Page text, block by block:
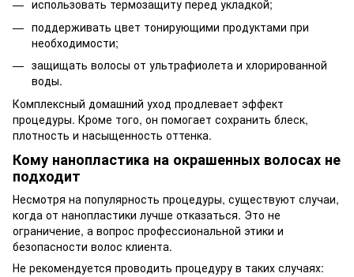
использовать термозащиту перед укладкой;
поддерживать цвет тонирующими продуктами при
необходимости;
защищать волосы от ультрафиолета и хлорированной
воды.
Комплексный домашний уход продлевает эффект
процедуры. Кроме того, он помогает сохранить блеск,
плотность и насыщенность оттенка.
Кому нанопластика на окрашенных волосах не
подходит
Несмотря на популярность процедуры, существуют случаи,
когда от нанопластики лучше отказаться. Это не
ограничение, а вопрос профессиональной этики и
безопасности волос клиента.
Не рекомендуется проводить процедуру в таких случаях: